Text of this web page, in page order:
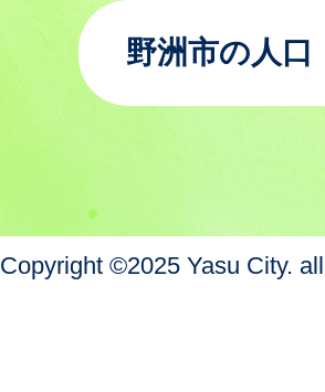
野洲市の人口
Copyright ©2025 Yasu City.